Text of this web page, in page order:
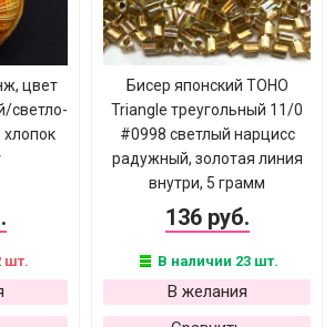
цвет
светло-
шт.
Бисер японский TOHO
Triangle треугольный 11/0
#0998 светлый нарцисс
радужный, золотая линия
внутри, 5 грамм
136 руб.
В наличии 23 шт.
В желания